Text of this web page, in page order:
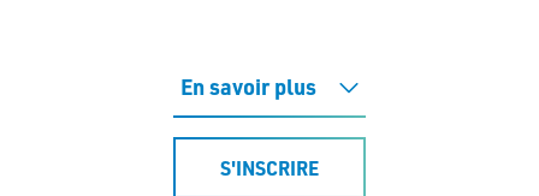
En savoir plus
S'INSCRIRE